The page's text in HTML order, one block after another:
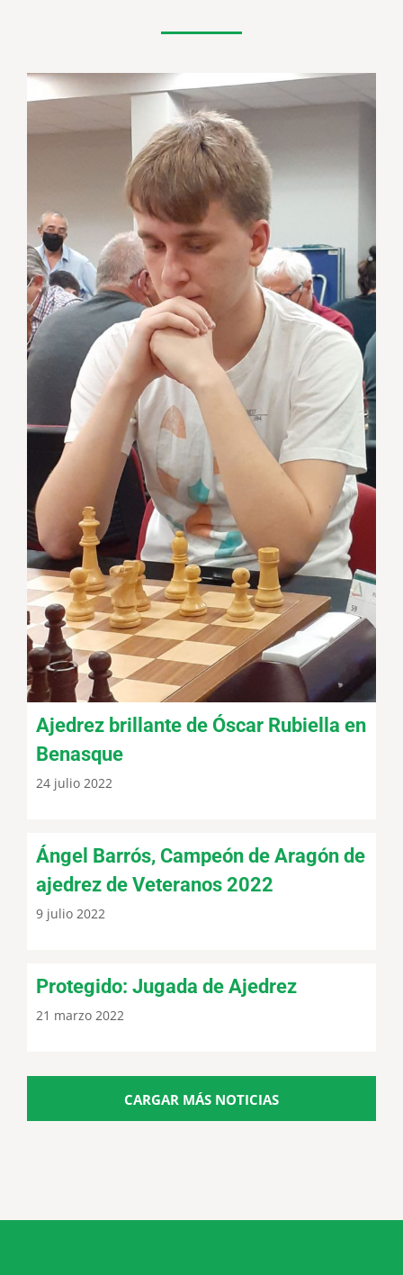
Ajedrez brillante de Óscar Rubiella en
Benasque
24 julio 2022
Ángel Barrós, Campeón de Aragón de
ajedrez de Veteranos 2022
9 julio 2022
Protegido: Jugada de Ajedrez
21 marzo 2022
CARGAR MÁS NOTICIAS